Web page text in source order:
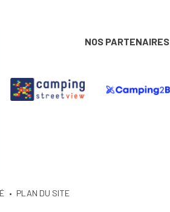
NOS PARTENAIRES
PLAN DU SITE